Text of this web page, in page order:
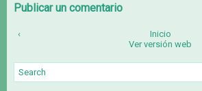
Publicar un comentario
‹
Inicio
Ver versión web